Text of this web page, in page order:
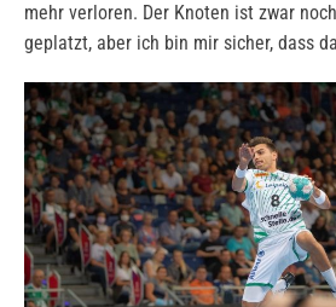
mehr verloren. Der Knoten ist zwar
geplatzt, aber ich bin mir sicher, dass